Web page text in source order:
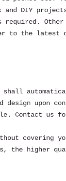
and DIY
required.
to the latest
shall
upon
Contact us
covering
the higher